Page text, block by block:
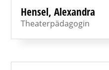
Hensel, Alexandra
Theaterpädagogin